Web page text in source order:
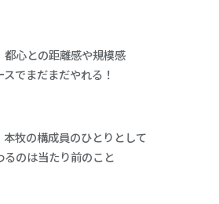
都心との距離感や規模感
でまだまだやれる！
本牧の構成員のひとりとして
るのは当たり前のこと